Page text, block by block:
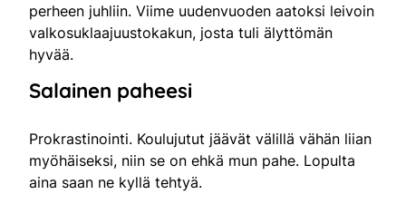
perheen juhliin. Viime uudenvuoden aatoksi leivoin
valkosuklaajuustokakun, josta tuli älyttömän
hyvää.
Salainen paheesi
Prokrastinointi. Koulujutut jäävät välillä vähän liian
myöhäiseksi, niin se on ehkä mun pahe. Lopulta
aina saan ne kyllä tehtyä.